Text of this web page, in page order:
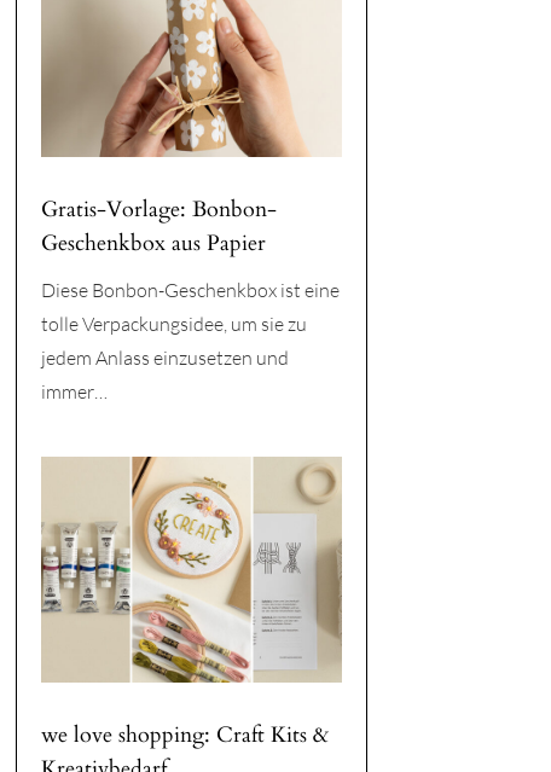
Gratis-Vorlage: Bonbon-
Geschenkbox aus Papier
Diese Bonbon-Geschenkbox ist eine
tolle Verpackungsidee, um sie zu
jedem Anlass einzusetzen und
immer…
we love shopping: Craft Kits &